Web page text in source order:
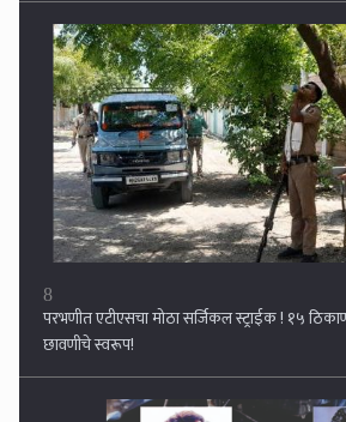
9
अपघातातील जखमीचा जीव वाचविणार्‍या चौघांवरच